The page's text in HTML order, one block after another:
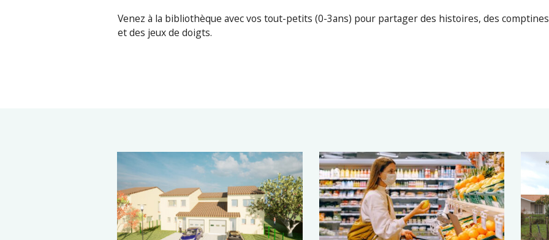
Venez à la bibliothèque avec vos tout-petits (0-3ans) pour partager des histoires, des comptines
et des jeux de doigts.